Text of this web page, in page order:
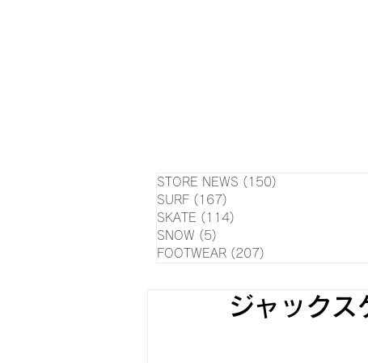
STORE NEWS (150)
SURF (167)
SKATE (114)
SNOW (5)
FOOTWEAR (207)
ジャックス